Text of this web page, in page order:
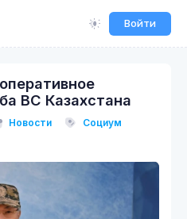
Войти
ВС Казахстана
Новости
Социум